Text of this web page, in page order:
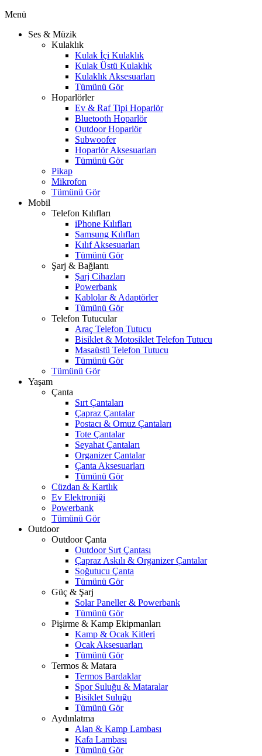
Menü
Ses & Müzik
Kulaklık
Kulak İçi Kulaklık
Kulak Üstü Kulaklık
Kulaklık Aksesuarları
Tümünü Gör
Hoparlörler
Ev & Raf Tipi Hoparlör
Bluetooth Hoparlör
Outdoor Hoparlör
Subwoofer
Hoparlör Aksesuarları
Tümünü Gör
Pikap
Mikrofon
Tümünü Gör
Mobil
Telefon Kılıfları
iPhone Kılıfları
Samsung Kılıfları
Kılıf Aksesuarları
Tümünü Gör
Şarj & Bağlantı
Şarj Cihazları
Powerbank
Kablolar & Adaptörler
Tümünü Gör
Telefon Tutucular
Araç Telefon Tutucu
Bisiklet & Motosiklet Telefon Tutucu
Masaüstü Telefon Tutucu
Tümünü Gör
Tümünü Gör
Yaşam
Çanta
Sırt Çantaları
Çapraz Çantalar
Postacı & Omuz Çantaları
Tote Çantalar
Seyahat Çantaları
Organizer Çantalar
Çanta Aksesuarları
Tümünü Gör
Cüzdan & Kartlık
Ev Elektroniği
Powerbank
Tümünü Gör
Outdoor
Outdoor Çanta
Outdoor Sırt Çantası
Çapraz Askılı & Organizer Çantalar
Soğutucu Çanta
Tümünü Gör
Güç & Şarj
Solar Paneller & Powerbank
Tümünü Gör
Pişirme & Kamp Ekipmanları
Kamp & Ocak Kitleri
Ocak Aksesuarları
Tümünü Gör
Termos & Matara
Termos Bardaklar
Spor Suluğu & Mataralar
Bisiklet Suluğu
Tümünü Gör
Aydınlatma
Alan & Kamp Lambası
Kafa Lambası
Tümünü Gör